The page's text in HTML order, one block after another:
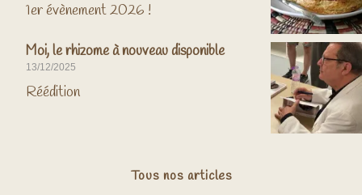
1er évènement 2026 !
Moi, le rhizome à nouveau disponible
13/12/2025
Réédition
Tous nos articles